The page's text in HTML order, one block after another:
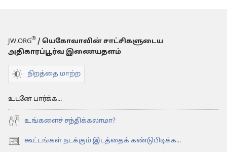
JW.ORG® / யெகோவாவின் சாட்சிகளுடைய
அதிகாரப்பூர்வ இணையதளம்
நிறத்தை மாற்ற
உடனே பார்க்க...
உங்களைச் சந்திக்கலாமா?
கூட்டங்கள் நடக்கும் இடத்தைக் கண்டுபிடிக்க...
(opens